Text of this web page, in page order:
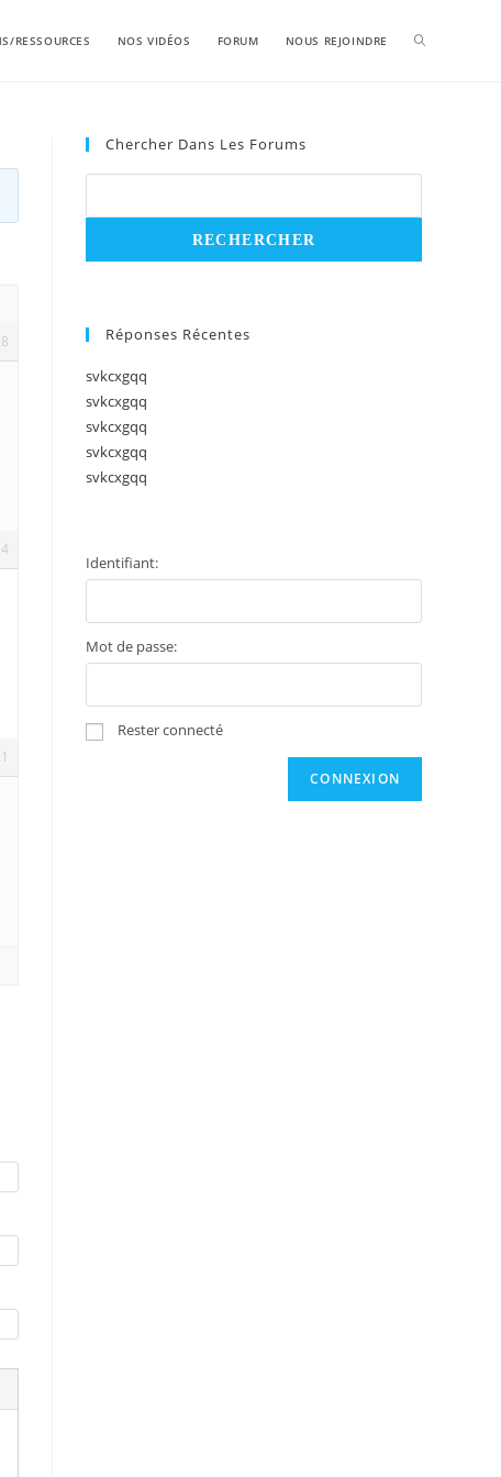
RESSOURCES NOS VIDÉOS FORUM NOUS REJOINDRE
Chercher Dans Les Forums
Réponses Récentes
svkcxgqq
svkcxgqq
svkcxgqq
svkcxgqq
svkcxgqq
Identifiant:
Mot de passe:
Rester connecté
CONNEXION